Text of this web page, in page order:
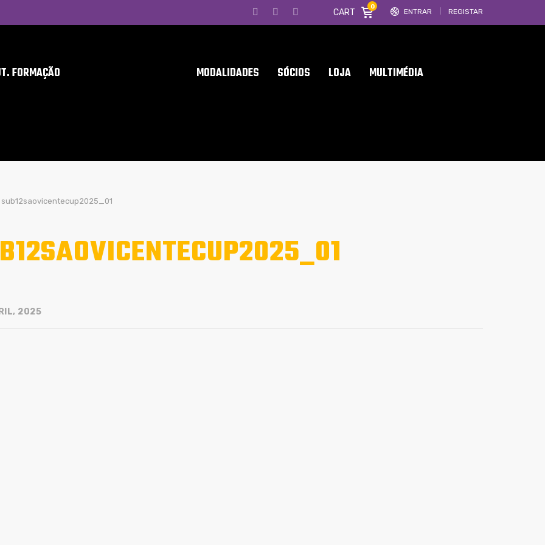
ENTRAR REGISTAR
CART
0
FORMAÇÃO MODALIDADES SÓCIOS LOJA MULTIMÉDIA
sub12saovicentecup2025_01
2025